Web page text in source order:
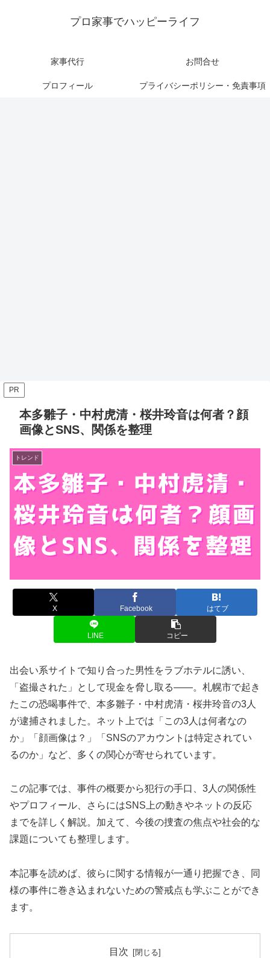
プロ家事でハッピーライフ
家事代行 お問合せ
プロフィール プライバシーポリシー・免責事項
PR
本多雛子・中村虎清・桜井玲音は何者？顔
画像とSNS、関係を整理
トレンド
X Facebook はてブ
LINE コピー
出会い系サイトで知り合った男性をラブホテルに誘い、
「盗撮された」として現金を脅し取る――。札幌市で起き
たこの恐喝事件で、本多雛子・中村虎清・桜井玲音の3人
が逮捕されました。ネット上では「この3人は何者なの
か」「顔画像は？」「SNSのアカウントは特定されてい
るのか」など、多くの関心が寄せられています。
この記事では、事件の概要から犯行の手口、3人の関係性
やプロフィール、さらにはSNS上の動きやネットの反応
までを詳しく解説。加えて、今後の捜査の焦点や社会的な
課題についても整理します。
本記事を読めば、彼らに関する情報が一通り把握でき、同
様の事件に巻き込まれないための警戒点も学ぶことができ
ます。
目次